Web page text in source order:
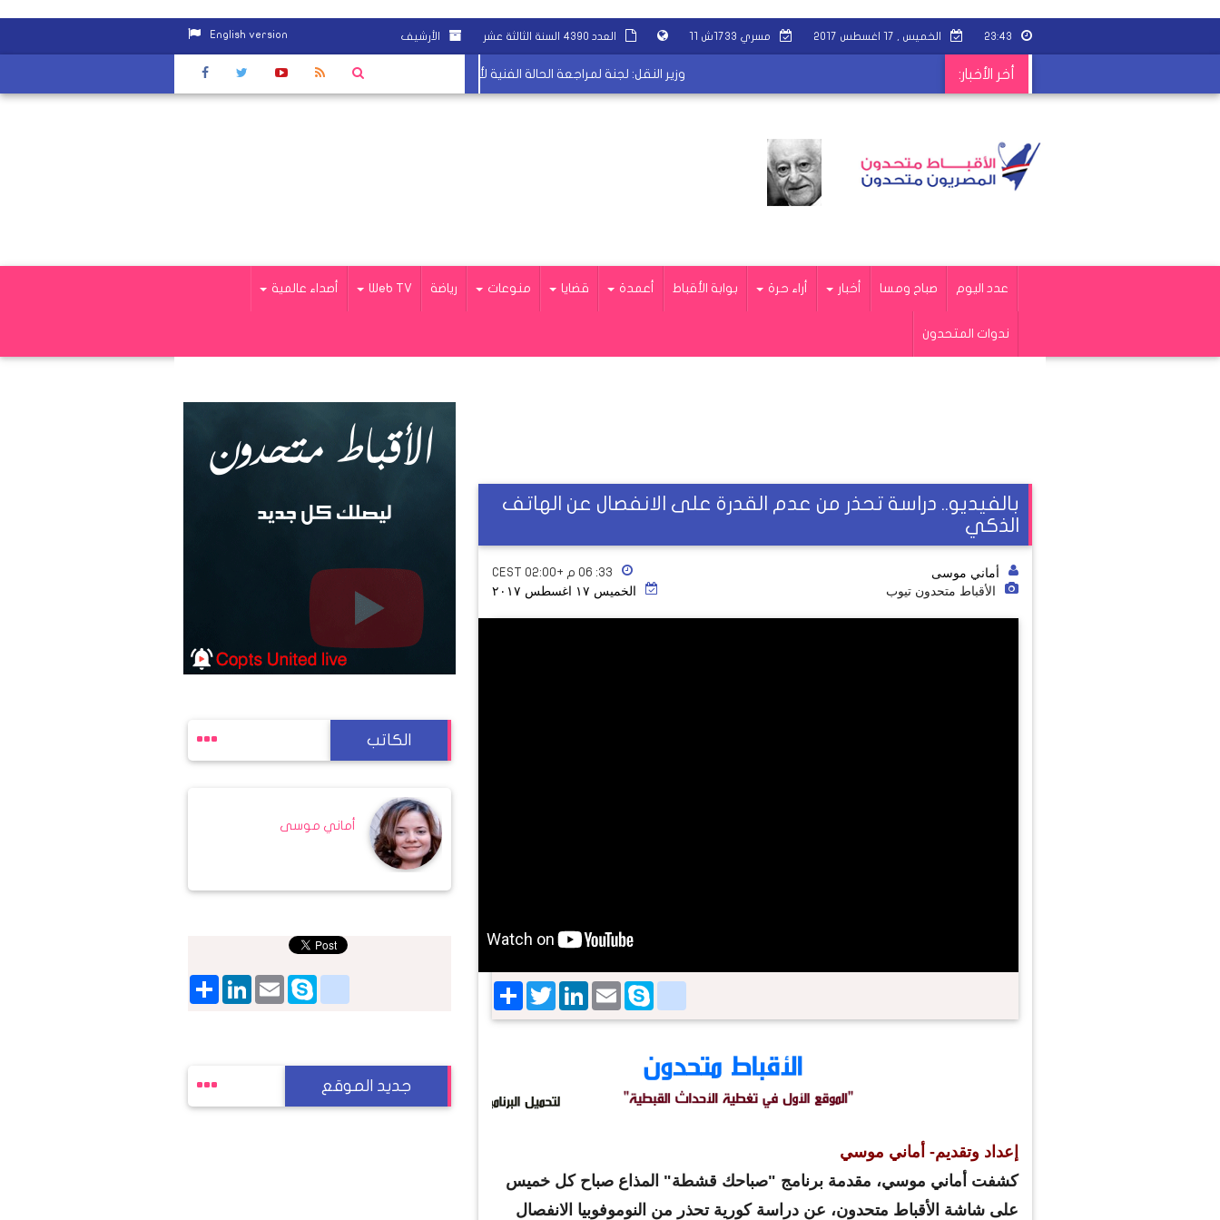
٢٣:٤٣ الخميس , ١٧ اغسطس ٢٠١٧ مسري ١٧٣٣ش ١١ العدد ٤٣٩٠ السنة الثالثة عشر الأرشيف English version
أخر الأخبار: وزير النقل: لجنة لمراجعة الحالة الفنية لأنظمة التحكم الآلى بجرارات القطارات | "العصار": سنقوم بتغطية مركز مجدي يعقوب
عدد اليوم صباح ومسا أخبار أراء حرة بوابة الأقباط أعمدة قضايا منوعات رياضة Web TV أصداء عالمية
ندوات المتحدون
بالفيديو.. دراسة تحذر من عدم القدرة على الانفصال عن الهاتف
الذكي
أماني موسى
الأقباط متحدون تيوب
٣٣: ٠٦ م +02:00 CEST
الخميس ١٧ اغسطس ٢٠١٧
ShareTwitterLinkedIn EmailSkype
google_bookmarks
إعداد وتقديم- أماني موسي
كشفت أماني موسي، مقدمة برنامج "صباحك قشطة" المذاع صباح كل خميس
على شاشة الأقباط متحدون، عن دراسة كورية تحذر من النوموفوبيا الانفصال
الكاتب
أماني موسى
ShareLinkedIn EmailSkype
google_bookmarks
جديد الموقع